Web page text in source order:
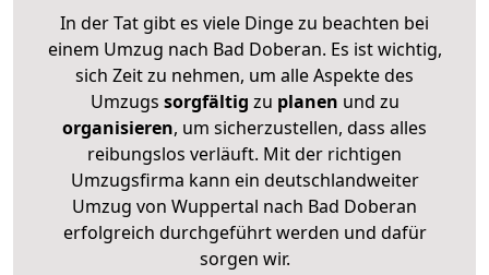
In der Tat gibt es viele Dinge zu beachten bei
einem Umzug nach Bad Doberan. Es ist wichtig,
sich Zeit zu nehmen, um alle Aspekte des
Umzugs sorgfältig zu planen und zu
organisieren, um sicherzustellen, dass alles
reibungslos verläuft. Mit der richtigen
Umzugsfirma kann ein deutschlandweiter
Umzug von Wuppertal nach Bad Doberan
erfolgreich durchgeführt werden und dafür
sorgen wir.